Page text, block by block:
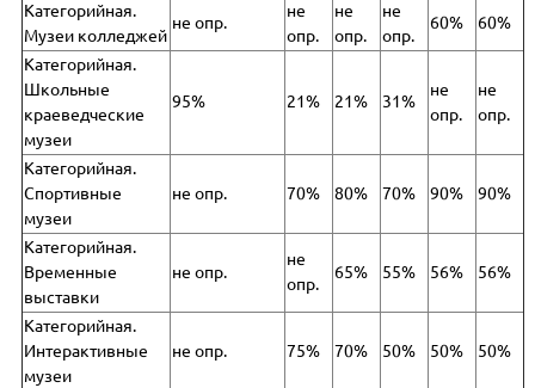
Категорийная.
Музеи колледжей
не опр.
не
опр.
не
опр.
не
опр.
60% 60%
Категорийная.
Школьные
краеведческие
музеи
95% 21% 21% 31%
не
опр.
не
опр.
Категорийная.
Спортивные
музеи
не опр. 70% 80% 70% 90% 90%
Категорийная.
Временные
выставки
не опр.
не
опр.
65% 55% 56% 56%
Категорийная.
Интерактивные
музеи
не опр. 75% 70% 50% 50% 50%